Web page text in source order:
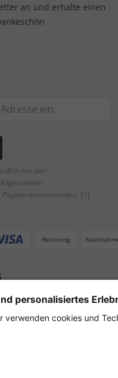
an und erhalte einen
dich mit den
einverstanden. [+]
Rechnung